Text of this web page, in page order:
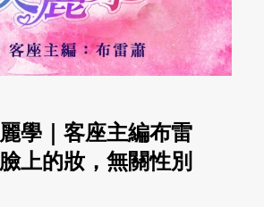
學｜客座主編布雷
上的妝，無關性別